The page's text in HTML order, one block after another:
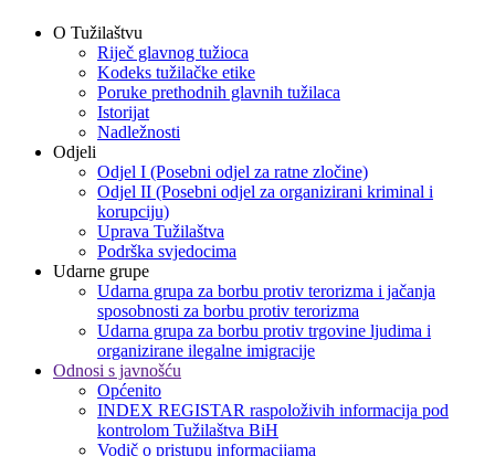
O Tužilaštvu
Riječ glavnog tužioca
Kodeks tužilačke etike
Poruke prethodnih glavnih tužilaca
Istorijat
Nadležnosti
Odjeli
Odjel I (Posebni odjel za ratne zločine)
Odjel II (Posebni odjel za organizirani kriminal i
korupciju)
Uprava Tužilaštva
Podrška svjedocima
Udarne grupe
Udarna grupa za borbu protiv terorizma i jačanja
sposobnosti za borbu protiv terorizma
Udarna grupa za borbu protiv trgovine ljudima i
organizirane ilegalne imigracije
Odnosi s javnošću
Općenito
INDEX REGISTAR raspoloživih informacija pod
kontrolom Tužilaštva BiH
Vodič o pristupu informacijama